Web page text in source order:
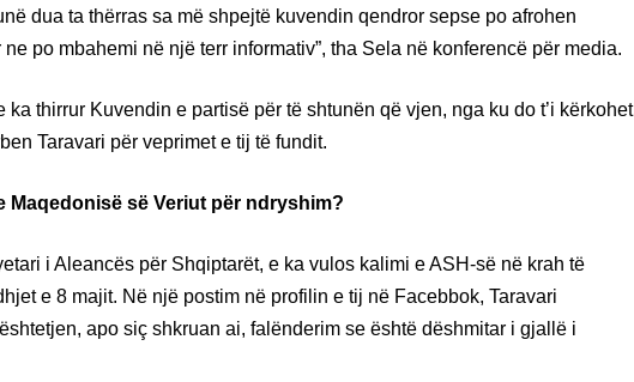
dua ta thërras sa më shpejtë kuvendin qendror sepse po afrohen
po mbahemi në një terr informativ”, tha Sela në konferencë për media.
ka thirrur Kuvendin e partisë për të shtunën që vjen, nga ku do t’i kërkohet
Taravari për veprimet e tij të fundit.
Maqedonisë së Veriut për ndryshim?
i Aleancës për Shqiptarët, e ka vulos kalimi e ASH-së në krah të
e 8 majit. Në një postim në profilin e tij në Facebbok, Taravari
apo siç shkruan ai, falënderim se është dëshmitar i gjallë i